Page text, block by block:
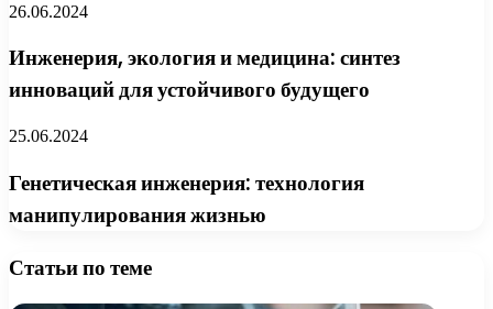
26.06.2024
Инженерия, экология и медицина: синтез
инноваций для устойчивого будущего
25.06.2024
Генетическая инженерия: технология
манипулирования жизнью
Статьи по теме